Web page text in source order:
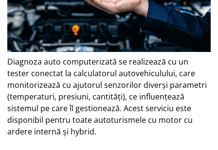
Diagnoza auto computerizată se realizează cu un
tester conectat la calculatorul autovehiculului, care
monitorizează cu ajutorul senzorilor diverşi parametri
(temperaturi, presiuni, cantităţi), ce influenţează
sistemul pe care îl gestionează. Acest serviciu este
disponibil pentru toate autoturismele cu motor cu
ardere internă și hybrid.